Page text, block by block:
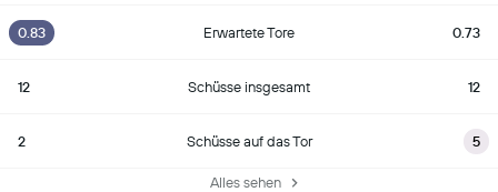
0.83 Erwartete Tore 0.73
12 Schüsse insgesamt 12
2 Schüsse auf das Tor 5
Alles sehen